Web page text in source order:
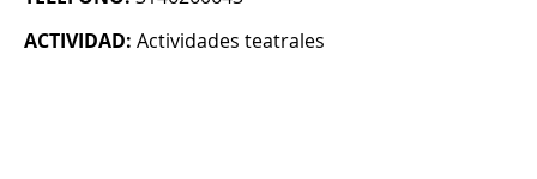
ACTIVIDAD: Actividades teatrales